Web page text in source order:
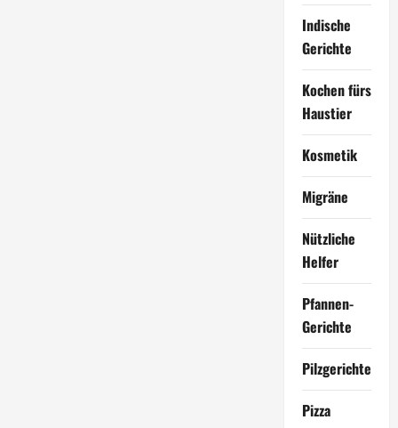
Indische
Gerichte
Kochen fürs
Haustier
Kosmetik
Migräne
Nützliche
Helfer
Pfannen-
Gerichte
Pilzgerichte
Pizza